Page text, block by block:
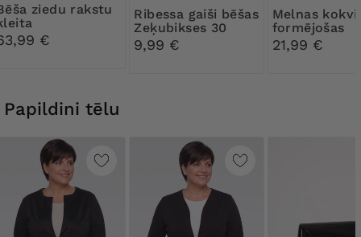
€
Ribessa gaiši bēšas
Zeķubikses 30
DEN
9,99 €
Melnas kokvilnas
formējošas
biksītes ar
mežģīnēm
21,99 €
Papildini tēlu